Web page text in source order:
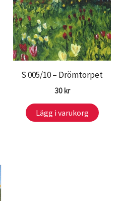
S 005/10 – Drömtorpet
30 kr
Lägg i varukorg